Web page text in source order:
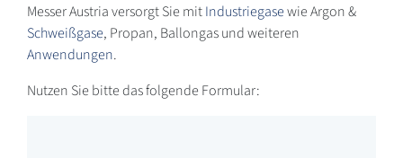
Messer Austria versorgt Sie mitIndustriegasewie Argon &
Schweißgase, Propan, Ballongas und weiteren
Anwendungen.
Nutzen Sie bitte das folgende Formular: